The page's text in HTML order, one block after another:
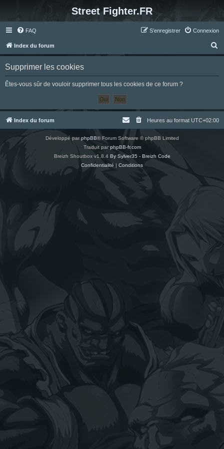
Street Fighter.FR
FAQ Connexion
S’enregistrer
Index du forum
e
h
Supprimer les cookies
Êtes-vous sûr de vouloir supprimer tous les cookies de ce forum ?
Index du forum Heures au format UTC+02:00
Développé parphpBB® Forum Software © phpBB Limited
Traduit parphpBB-fr.com
Breizh Shoutbox v1.8.4 By Sylver35 - Breizh Code
Confidentialité | Conditions